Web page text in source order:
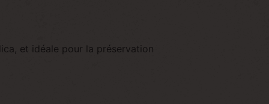
et idéale pour la préservation